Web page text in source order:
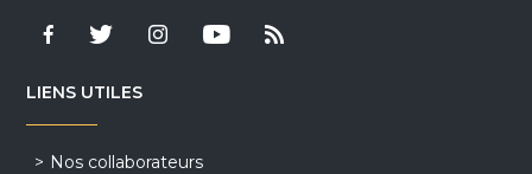
LIENS UTILES
Nos collaborateurs